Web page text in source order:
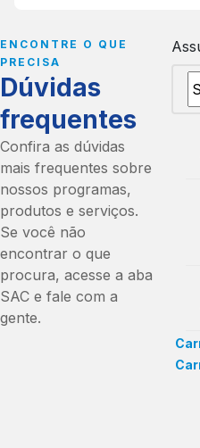
ENCONTRE O QUE
PRECISA
Dúvidas
frequentes
Confira as dúvidas
mais frequentes sobre
nossos programas,
produtos e serviços.
Se você não
encontrar o que
procura, acesse a aba
SAC e fale com a
gente.